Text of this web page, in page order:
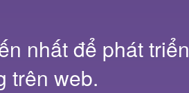
nhất để phát triển
trên web.